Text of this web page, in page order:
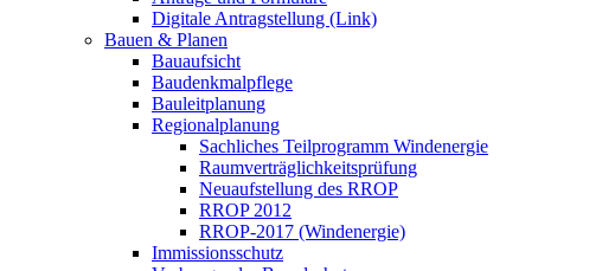
Digitale Antragstellung (Link)
Bauen & Planen
Bauaufsicht
Baudenkmalpflege
Bauleitplanung
Regionalplanung
Sachliches Teilprogramm Windenergie
Raumverträglichkeitsprüfung
Neuaufstellung des RROP
RROP 2012
RROP-2017 (Windenergie)
Immissionsschutz